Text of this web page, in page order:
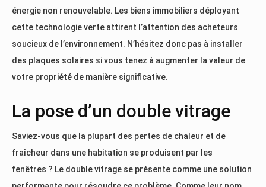
énergie non renouvelable. Les biens immobiliers déployant
cette technologie verte attirent l’attention des acheteurs
soucieux de l’environnement. N’hésitez donc pas à installer
des plaques solaires si vous tenez à augmenter la valeur de
votre propriété de manière significative.
La pose d’un double vitrage
Saviez-vous que la plupart des pertes de chaleur et de
fraîcheur dans une habitation se produisent par les
fenêtres ? Le double vitrage se présente comme une solution